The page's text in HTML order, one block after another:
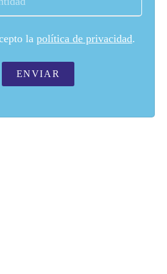
la política de privacidad.
ENVIAR